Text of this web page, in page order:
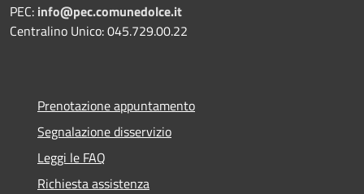
PEC: info@pec.comunedolce.it
Centralino Unico: 045.729.00.22
Prenotazione appuntamento
Segnalazione disservizio
Leggi le FAQ
Richiesta assistenza